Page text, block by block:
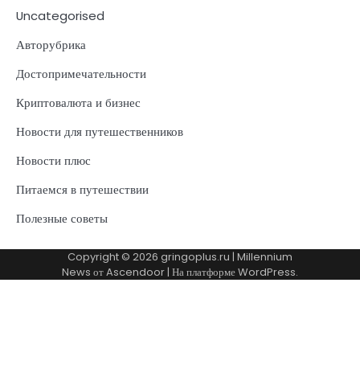
Uncategorised
Авторубрика
Достопримечательности
Криптовалюта и бизнес
Новости для путешественников
Новости плюс
Питаемся в путешествии
Полезные советы
Copyright © 2026 gringoplus.ru | Millennium
News отAscendoor | На платформеWordPress.